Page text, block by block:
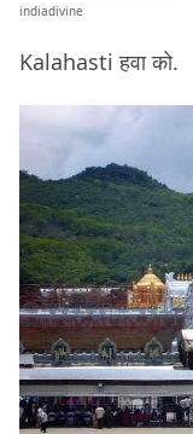
indiadivine
Kalahasti हवा को.